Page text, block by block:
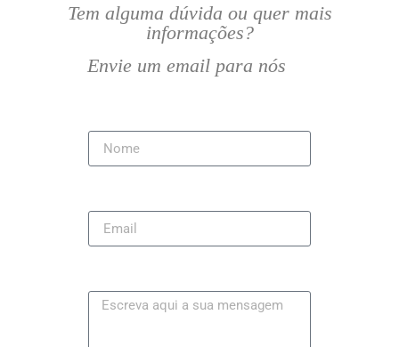
Tem alguma dúvida ou quer mais
informações?
Envie um email para nós